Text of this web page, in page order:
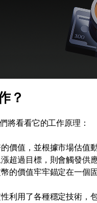
？
將看看它的工作原理：
的價值，並根據市場估
超過目標，則會觸發供應
幣的價值牢牢錨定在一
性利用了各種穩定技術